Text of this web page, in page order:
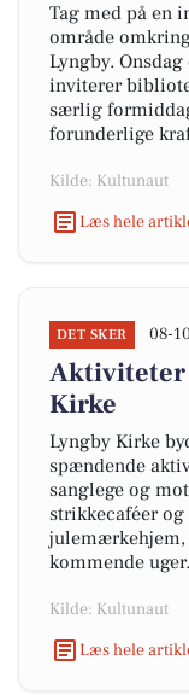
Tag med på en
område
Lyngby.
inviterer
særlig
forunderlige
Kilde: Kultunaut
Læs hele
DET SKER 08-
Aktiviteter
Kirke
Lyngby Kirke
spændende
sanglege og
strikkecaféer
julemærkehjem,
kommende uger.
Kilde: Kultunaut
Læs hele